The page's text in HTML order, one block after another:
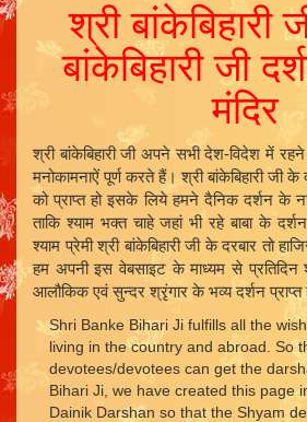
श्री बांकेबिहारी
बांकेबिहारी जी
मंदिर
श्री बांकेबिहारी जी अपने सभी देश-विदेश में
मनोकामनाऐं पूर्ण करते हैं। श्री बांकेबिहारी जी
को प्राप्त हो इसके लिये हमने दैनिक दर्शन के
ताकि श्याम भक्त चाहे जहां भी रहे बाबा के
श्याम प्रेमी श्री बांकेबिहारी जी के दरबार तो
हम अपनी इस वेबसाइट के माध्यम से प्रतिदिन
आलौकिक एवं सुन्दर श्रृंगार के भव्य दर्शन प्राप्त
Shri Banke Bihari Ji fulfills all the
living in the country and abroad. So
devotees/devotees can get the
Bihari Ji, we have created this page
Dainik Darshan so that the Shyam